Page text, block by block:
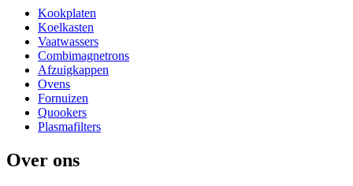
Kookplaten
Koelkasten
Vaatwassers
Combimagnetrons
Afzuigkappen
Ovens
Fornuizen
Quookers
Plasmafilters
Over ons